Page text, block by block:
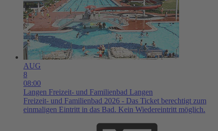
AUG
8
08:00
Langen Freizeit- und Familienbad Langen
Freizeit- und Familienbad 2026 - Das Ticket berechtigt zum
einmaligen Eintritt in das Bad. Kein Wiedereintritt möglich.